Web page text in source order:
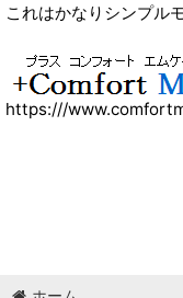
これはかなりシンプル
https:///